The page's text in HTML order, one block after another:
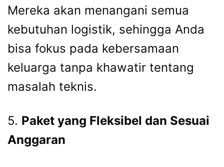
Mereka akan menangani semua
kebutuhan logistik, sehingga Anda
bisa fokus pada kebersamaan
keluarga tanpa khawatir tentang
masalah teknis.
5. Paket yang Fleksibel dan Sesuai
Anggaran